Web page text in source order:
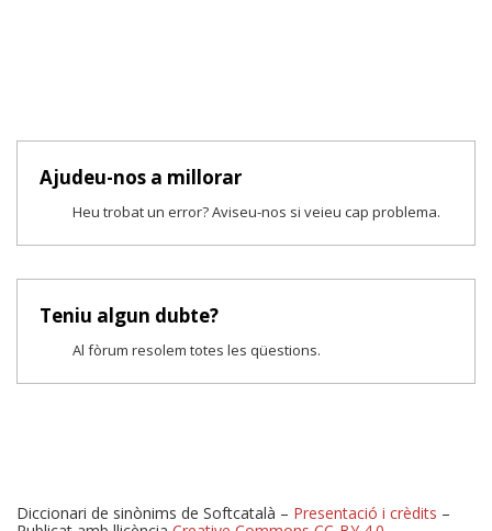
Ajudeu-nos a millorar
Heu trobat un error? Aviseu-nos si veieu cap problema.
Teniu algun dubte?
Al fòrum resolem totes les qüestions.
Diccionari de sinònims de Softcatalà – Presentació i crèdits –